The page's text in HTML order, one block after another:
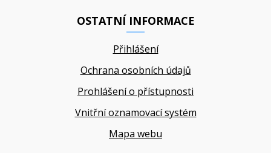
OSTATNÍ INFORMACE
Přihlášení
Ochrana osobních údajů
Prohlášení o přístupnosti
Vnitřní oznamovací systém
Mapa webu